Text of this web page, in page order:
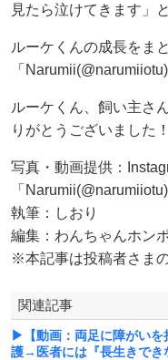
見たら泣けてきます」
ルーケくんの成長をま
「
ルーケくん、飼い主さ
りがとうございました！
写真・動画提供：
「
執筆：しおり
編集：わんちゃんホン
※本記事は投稿者さま
関連記事
▶【動画：両足に障がいを
護→医者には『長生きでき